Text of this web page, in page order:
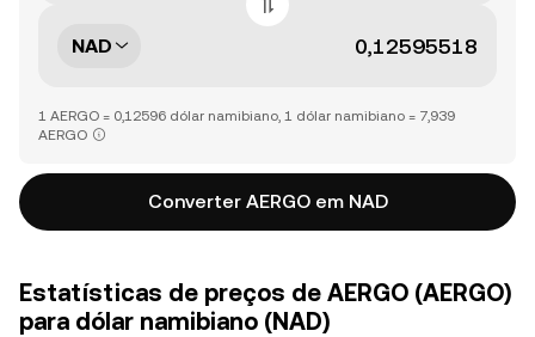
NAD
1 AERGO = 0,12596 dólar namibiano, 1 dólar namibiano = 7,939
AERGO
Converter AERGO em NAD
Estatísticas de preços de AERGO (AERGO)
para dólar namibiano (NAD)